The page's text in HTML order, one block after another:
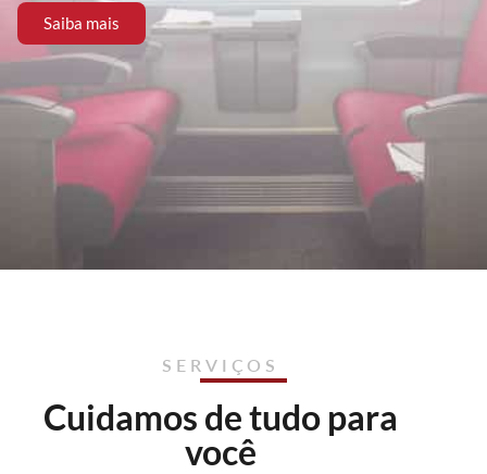
Saiba mais
SERVIÇOS
Cuidamos de tudo para
você